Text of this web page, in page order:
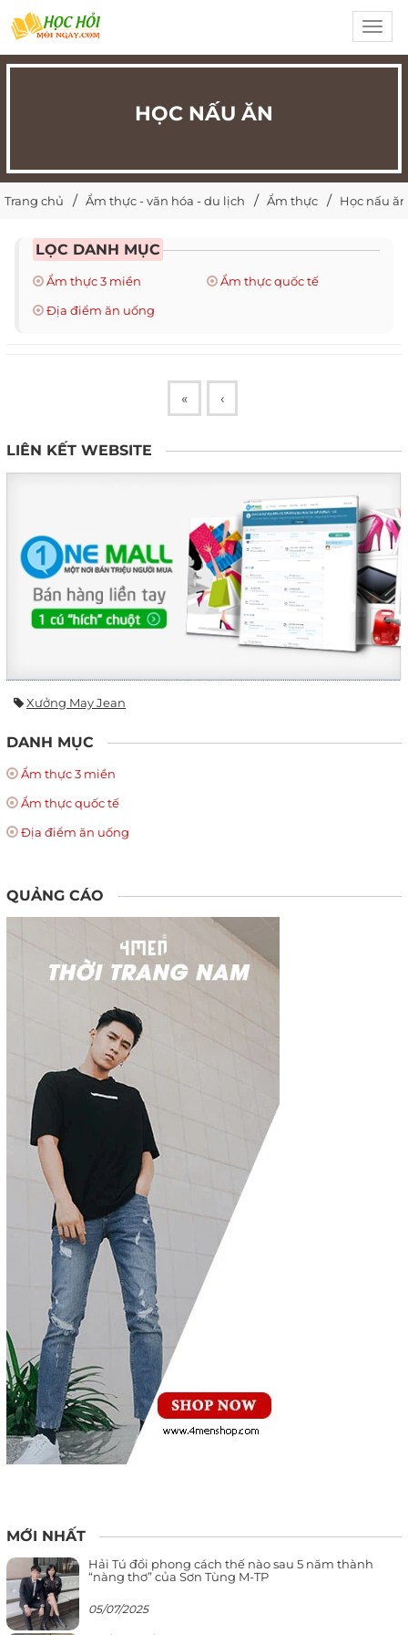
HỌC NẤU ĂN
Trang chủ Ẩm thực - văn hóa - du lịch Ẩm thực Học nấu ăn
LỌC DANH MỤC
Ẩm thực 3 miền
Ẩm thực quốc tế
Địa điểm ăn uống
« ‹
LIÊN KẾT WEBSITE
Xưởng May Jean
DANH MỤC
Ẩm thực 3 miền
Ẩm thực quốc tế
Địa điểm ăn uống
QUẢNG CÁO
MỚI NHẤT
Hải Tú đổi phong cách thế nào sau 5 năm thành
“nàng thơ” của Sơn Tùng M-TP
05/07/2025